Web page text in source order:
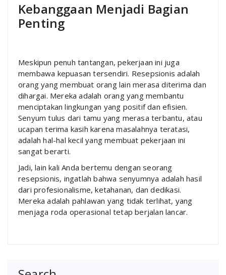
Kebanggaan Menjadi Bagian
Penting
Meskipun penuh tantangan, pekerjaan ini juga
membawa kepuasan tersendiri. Resepsionis adalah
orang yang membuat orang lain merasa diterima dan
dihargai. Mereka adalah orang yang membantu
menciptakan lingkungan yang positif dan efisien.
Senyum tulus dari tamu yang merasa terbantu, atau
ucapan terima kasih karena masalahnya teratasi,
adalah hal-hal kecil yang membuat pekerjaan ini
sangat berarti.
Jadi, lain kali Anda bertemu dengan seorang
resepsionis, ingatlah bahwa senyumnya adalah hasil
dari profesionalisme, ketahanan, dan dedikasi.
Mereka adalah pahlawan yang tidak terlihat, yang
menjaga roda operasional tetap berjalan lancar.